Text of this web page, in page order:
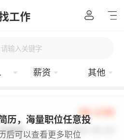
工作
请输入关键字
薪资 其他
历，海量职位任意投
后可以查看更多职位